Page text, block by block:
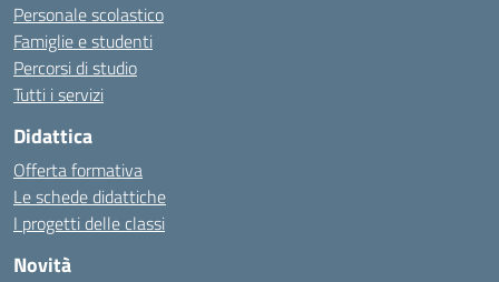
Personale scolastico
Famiglie e studenti
Percorsi di studio
Tutti i servizi
Didattica
Offerta formativa
Le schede didattiche
I progetti delle classi
Novità